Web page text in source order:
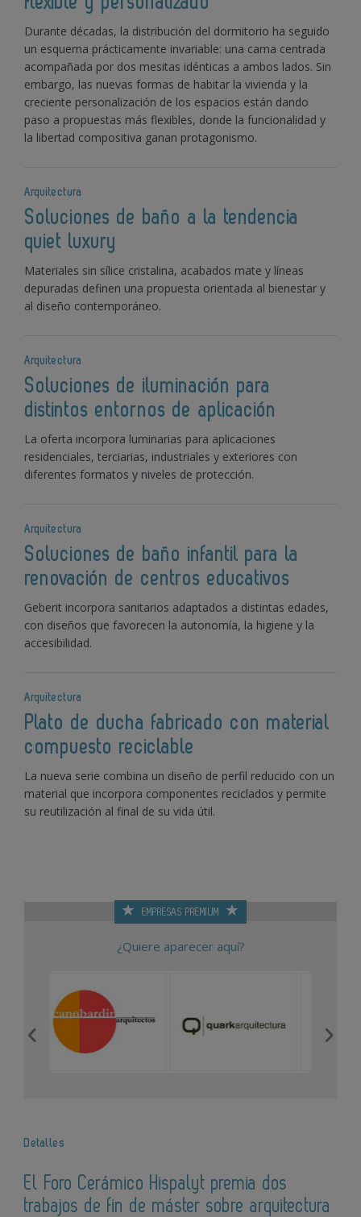
Durante décadas, la distribución del dormitorio ha seguido
un esquema prácticamente invariable: una cama centrada
acompañada por dos mesitas idénticas a ambos lados. Sin
embargo, las nuevas formas de habitar la vivienda y la
creciente personalización de los espacios están dando
paso a propuestas más flexibles, donde la funcionalidad y
la libertad compositiva ganan protagonismo.
Arquitectura
Soluciones de baño a la tendencia
quiet luxury
Materiales sin sílice cristalina, acabados mate y líneas
depuradas definen una propuesta orientada al bienestar y
al diseño contemporáneo.
Arquitectura
Soluciones de iluminación para
distintos entornos de aplicación
La oferta incorpora luminarias para aplicaciones
residenciales, terciarias, industriales y exteriores con
diferentes formatos y niveles de protección.
Arquitectura
Soluciones de baño infantil para la
renovación de centros educativos
Geberit incorpora sanitarios adaptados a distintas edades,
con diseños que favorecen la autonomía, la higiene y la
accesibilidad.
Arquitectura
Plato de ducha fabricado con material
compuesto reciclable
La nueva serie combina un diseño de perfil reducido con un
material que incorpora componentes reciclados y permite
su reutilización al final de su vida útil.
EMPRESAS PREMIUM
¿Quiere aparecer aquí?
Detalles
El Foro Cerámico Hispalyt premia dos
trabajos de fin de máster sobre arquitectura